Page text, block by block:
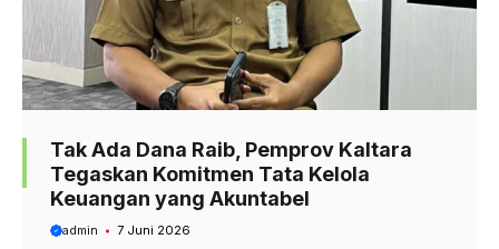
Tak Ada Dana Raib, Pemprov Kaltara
Tegaskan Komitmen Tata Kelola
Keuangan yang Akuntabel
admin 7 Juni 2026